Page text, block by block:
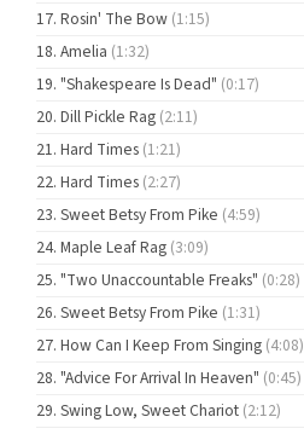
Rosin' The Bow (1:15)
Amelia (1:32)
"Shakespeare Is Dead" (0:17)
Dill Pickle Rag (2:11)
Hard Times (1:21)
Hard Times (2:27)
Sweet Betsy From Pike (4:59)
Maple Leaf Rag (3:09)
"Two Unaccountable Freaks" (0:28)
Sweet Betsy From Pike (1:31)
How Can I Keep From Singing (4:08)
"Advice For Arrival In Heaven" (0:45)
Swing Low, Sweet Chariot (2:12)